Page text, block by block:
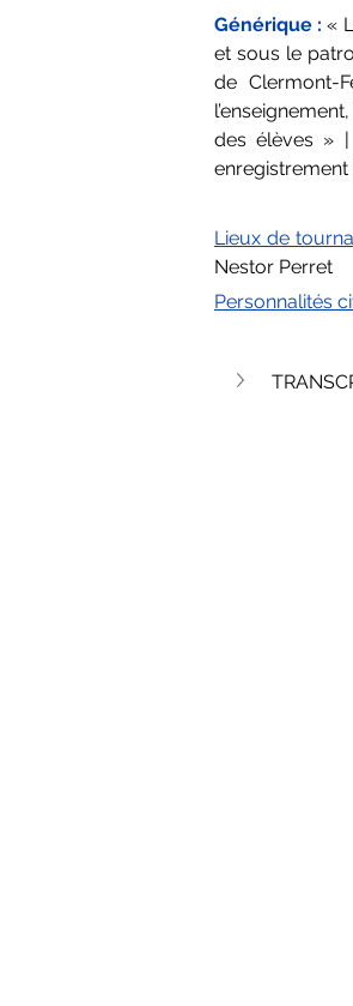
Générique : «
et sous le
de Clermont-
des élèves »
enregistrement
Lieux de
Nestor Perret
Personnalités